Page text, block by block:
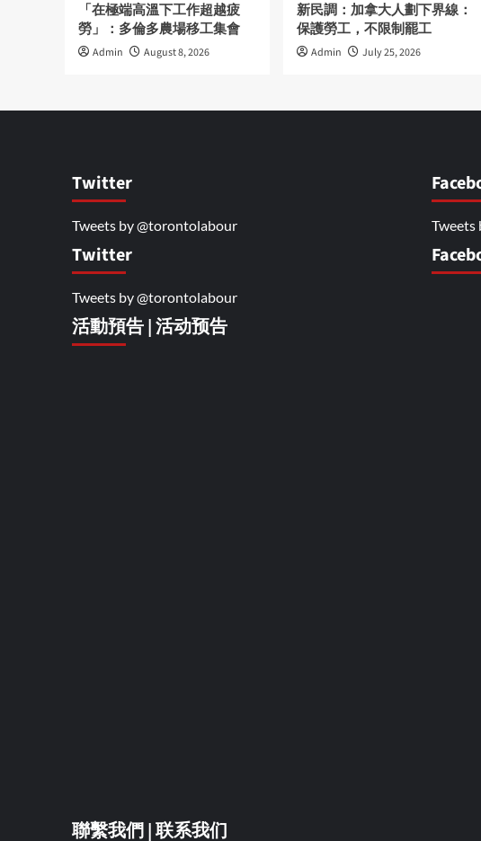
「在極端高溫下工作超越疲
勞」：多倫多農場移工集會
Admin August 8, 2026
新民調：加拿大人劃下界線：
保護勞工，不限制罷工
Admin July 25, 2026
Twitter
Tweets by @torontolabour
Twitter
Tweets by @torontolabour
Tweets
活動預告 | 活动预告
聯繫我們 | 联系我们